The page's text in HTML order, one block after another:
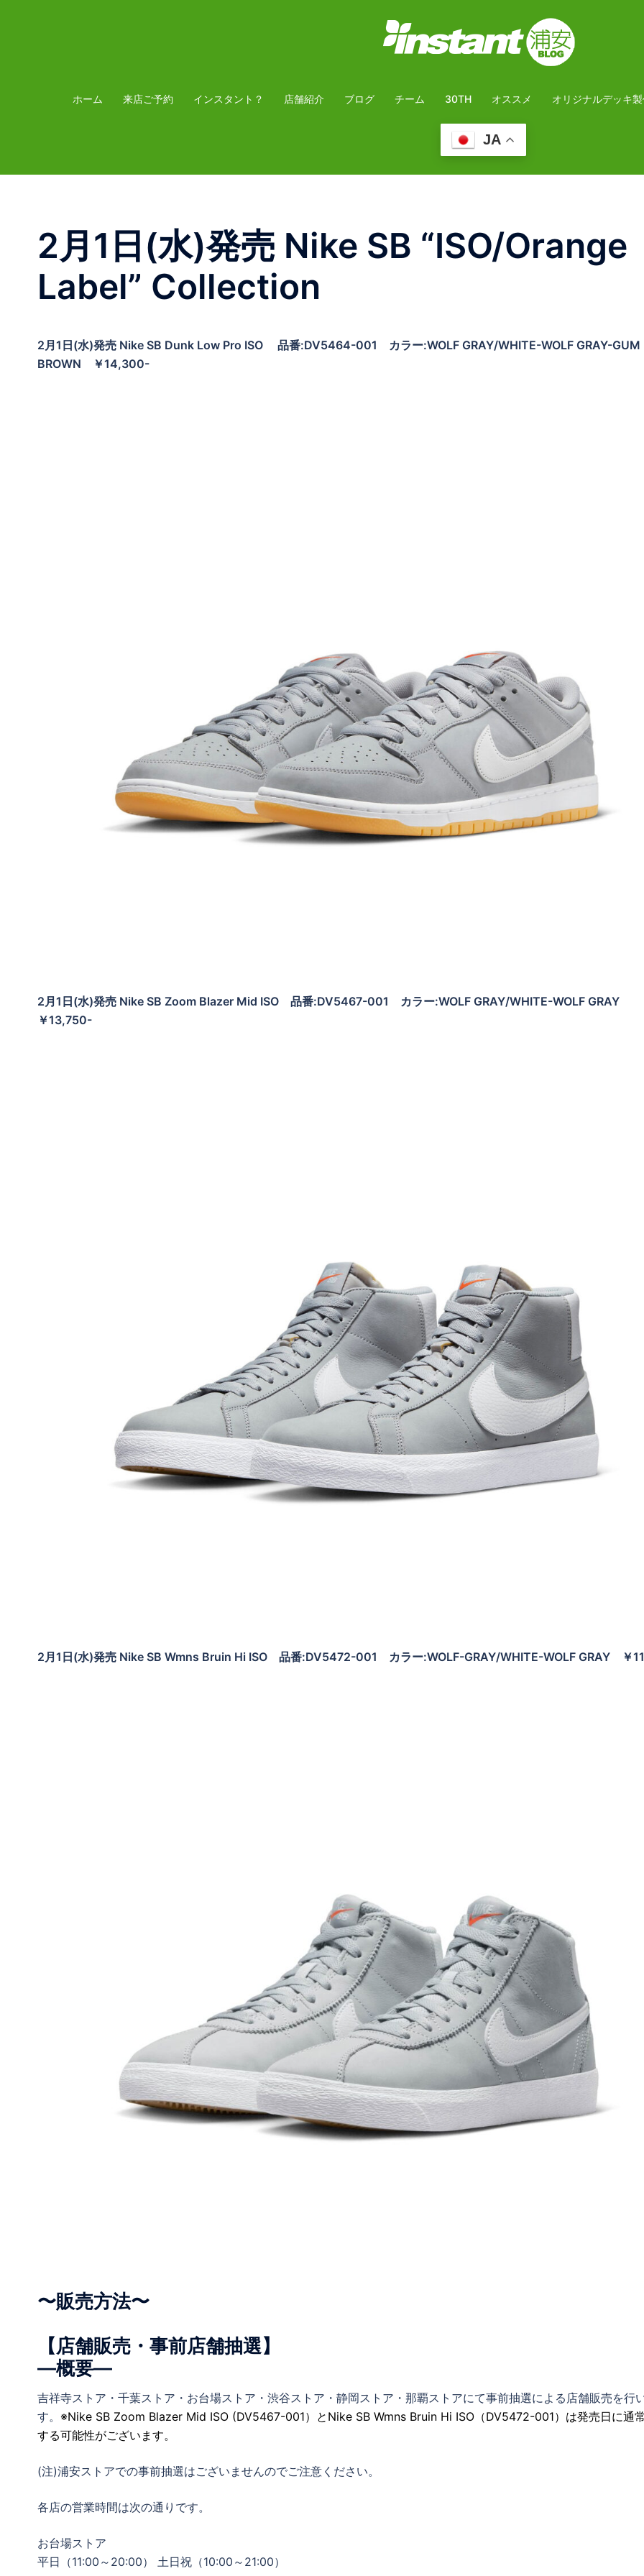
プ
ホーム 来店ご予約 インスタント？ 店舗紹介 ブログ チーム 30TH オススメ オリジナルデッキ
JA
2月1日(水)発売 Nike SB “ISO/Orange
Label” Collection
2月1日(水)発売 Nike SB Dunk Low Pro ISO 品番:DV5464-001 カラー:WOLF GRAY/WHITE-WOLF GRAY-GUM
BROWN ￥14,300-
2月1日(水)発売 Nike SB Zoom Blazer Mid ISO 品番:DV5467-001 カラー:WOLF GRAY/WHITE-WOLF GRAY
￥13,750-
2月1日(水)発売 Nike SB Wmns Bruin Hi ISO 品番:DV5472-001 カラー:WOLF-GRAY/WHITE-WOLF GRAY ￥
〜販売方法〜
【店舗販売・事前店舗抽選】
―概要―
吉祥寺ストア・千葉ストア・お台場ストア・渋谷ストア・静岡ストア・那覇ストアにて事前抽選による店舗販売を行
す。 ※Nike SB Zoom Blazer Mid ISO (DV5467-001）とNike SB Wmns Bruin Hi ISO（DV5472-001）は発売日に通
する可能性がございます。
(注)浦安ストアでの事前抽選はございませんのでご注意ください。
各店の営業時間は次の通りです。
お台場ストア
平日（11:00～20:00） 土日祝（10:00～21:00）